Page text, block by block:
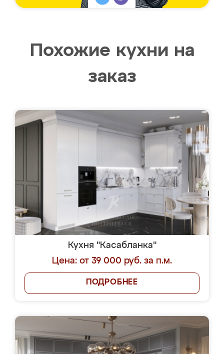
Похожие кухни на
заказ
Кухня "Касабланка"
Цена: от 39 000 руб. за п.м.
ПОДРОБНЕЕ